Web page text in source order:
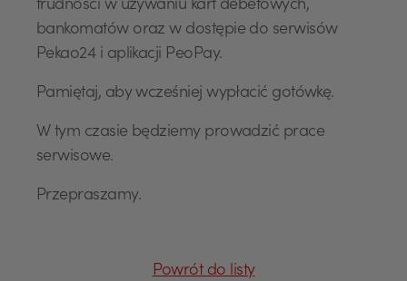
trudności w używaniu kart debetowych,
bankomatów oraz w dostępie do serwisów
Pekao24 i aplikacji PeoPay.
Pamiętaj, aby wcześniej wypłacić gotówkę.
W tym czasie będziemy prowadzić prace
serwisowe.
Przepraszamy.
Powrót do listy
CHF
AED